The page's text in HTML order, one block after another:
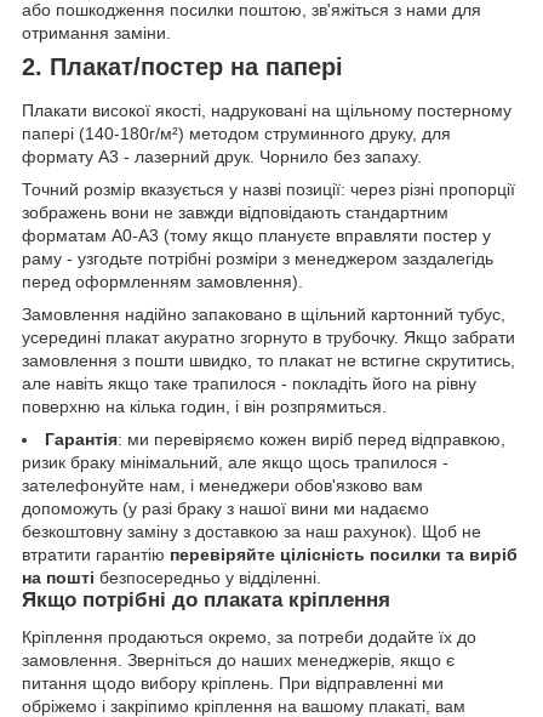
або пошкодження посилки поштою, зв'яжіться з нами для
отримання заміни.
2. Плакат/постер на папері
Плакати високої якості, надруковані на щільному постерному
папері (140-180г/м²) методом струминного друку, для
формату А3 - лазерний друк. Чорнило без запаху.
Точний розмір вказується у назві позиції: через різні пропорції
зображень вони не завжди відповідають стандартним
форматам А0-А3 (тому якщо плануєте вправляти постер у
раму - узгодьте потрібні розміри з менеджером заздалегідь
перед оформленням замовлення).
Замовлення надійно запаковано в щільний картонний тубус,
усередині плакат акуратно згорнуто в трубочку. Якщо забрати
замовлення з пошти швидко, то плакат не встигне скрутитись,
але навіть якщо таке трапилося - покладіть його на рівну
поверхню на кілька годин, і він розпрямиться.
Гарантія: ми перевіряємо кожен виріб перед відправкою,
ризик браку мінімальний, але якщо щось трапилося -
зателефонуйте нам, і менеджери обов'язково вам
допоможуть (у разі браку з нашої вини ми надаємо
безкоштовну заміну з доставкою за наш рахунок). Щоб не
втратити гарантію перевіряйте цілісність посилки та виріб
на пошті безпосередньо у відділенні.
Якщо потрібні до плаката кріплення
Кріплення продаються окремо, за потреби додайте їх до
замовлення. Зверніться до наших менеджерів, якщо є
питання щодо вибору кріплень. При відправленні ми
обріжемо і закріпимо кріплення на вашому плакаті, вам